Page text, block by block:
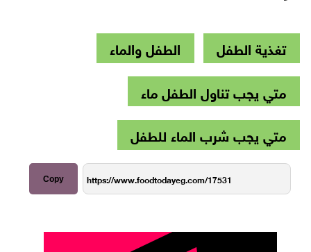
تغذية الطفل
الطفل والماء
متي يجب تناول الطفل ماء
متي يجب شرب الماء للطفل
Copy